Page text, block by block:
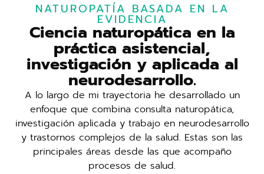
NATUROPATÍA BASADA EN LA
EVIDENCIA
Ciencia naturopática en la
práctica asistencial,
investigación y aplicada al
neurodesarrollo.
A lo largo de mi trayectoria he desarrollado un
enfoque que combina consulta naturopática,
investigación aplicada y trabajo en neurodesarrollo
y trastornos complejos de la salud. Estas son las
principales áreas desde las que acompaño
procesos de salud.